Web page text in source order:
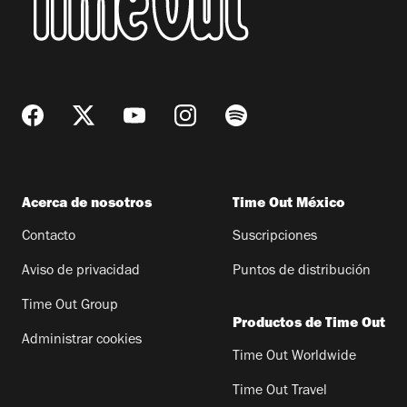
Acerca de nosotros
Contacto
Aviso de privacidad
Time Out Group
Administrar cookies
Time Out México
Suscripciones
Puntos de distribución
Productos de Time Out
Time Out Worldwide
Time Out Travel